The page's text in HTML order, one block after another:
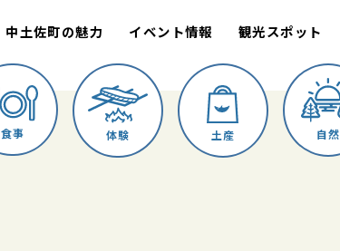
中土佐町の魅力 イベント情報 観光スポット
食事 体験 土産 自然